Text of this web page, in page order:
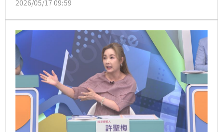
王文洋索討 320 萬元，這起豪門恩怨在當年鬧得沸沸
捏造，林女被依恐嚇取財等罪判刑。事隔多年，這名淡
出大眾視線許久的爭議人物再度引發外界關注，她的親
生兒子麥恪爾近日在 YouTube 親自發聲，而許久未公
開露面的 JOJO 林本人也罕見現身，平靜地坐在一旁入
鏡。
2026/05/17 09:59